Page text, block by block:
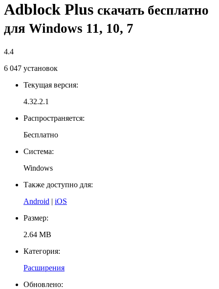
Adblock Plus скачать бесплатно
для Windows 11, 10, 7
4.4
6 047 установок
Текущая версия:
4.32.2.1
Распространяется:
Бесплатно
Система:
Windows
Также доступно для:
Android | iOS
Размер:
2.64 MB
Категория:
Расширения
Обновлено: